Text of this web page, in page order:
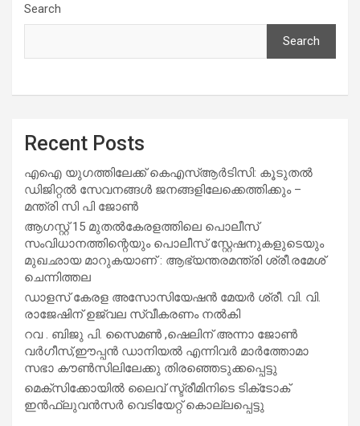
Search
Search
Recent Posts
എഐ യുഗത്തിലേക്ക് കെഎസ്ആർടിസി: കൂടുതൽ
ഡിജിറ്റൽ സേവനങ്ങൾ ജനങ്ങളിലേക്കെത്തിക്കും –
മന്ത്രി സി പി ജോൺ
ആഗസ്റ്റ് 15 മുതല്‍കേരളത്തിലെ പൊലീസ്
സംവിധാനത്തിന്റെയും പൊലീസ് സ്റ്റേഷനുകളുടെയും
മുഖഛായ മാറുകയാണ് : ആഭ്യന്തരമന്ത്രി ശ്രീ.രമേശ്
ചെന്നിത്തല
ഡാളസ് കേരള അസോസിയേഷൻ മേയർ ശ്രീ. വി. വി.
രാജേഷിന് ഉജ്വല സ്വീകരണം നൽകി
റവ . ബിജു പി. സൈമൺ ,ഷെലിന് അന്നാ ജോൺ
വർഗീസ്,ഈപ്പൻ ഡാനിയൽ എന്നിവർ മാർത്തോമാ
സഭാ കൗൺസിലിലേക്കു തിരഞ്ഞെടുക്കപ്പെട്ടു
മെക്സിക്കോയിൽ ലൈവ് സ്ട്രീമിനിടെ ടിക്‌ടോക്
ഇൻഫ്ലുവൻസർ വെടിയേറ്റ് കൊല്ലപ്പെട്ടു